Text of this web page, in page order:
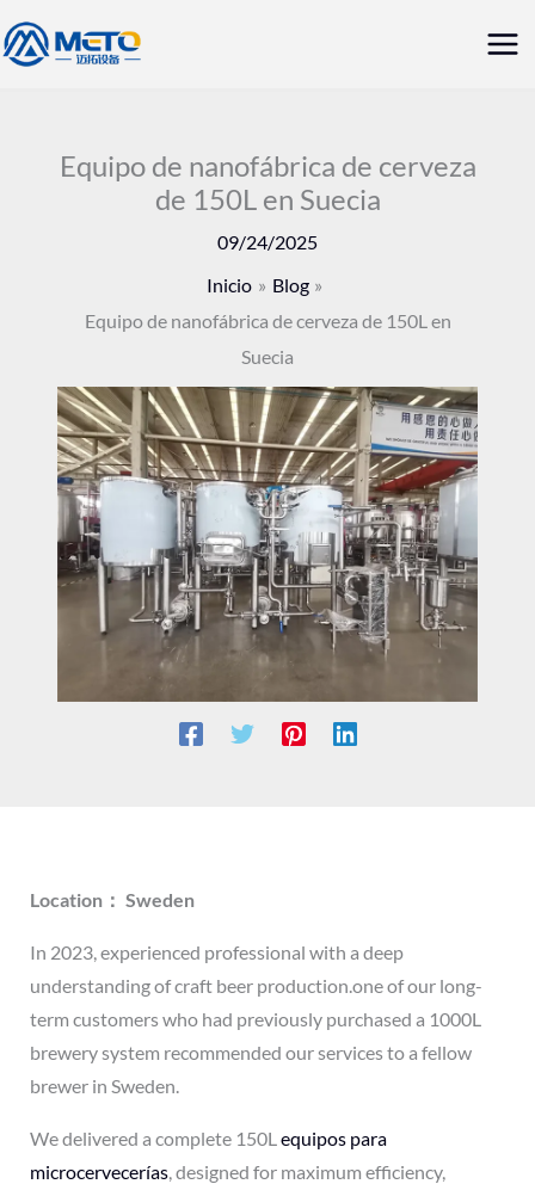
al
Equipo de nanofábrica de cerveza
de 150L en Suecia
09/24/2025
Inicio
Blog
Equipo de nanofábrica de cerveza de 150L en
Suecia
Location： Sweden
In 2023, experienced professional with a deep
understanding of craft beer production.one of our long-
term customers who had previously purchased a 1000L
brewery system recommended our services to a fellow
brewer in Sweden.
We delivered a complete 150Lequipos para
microcervecerías, designed for maximum efficiency,